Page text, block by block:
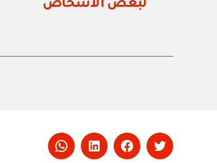
لبعض الأشخاص
Twitter
Facebook
LinkedIn
Whatsapp